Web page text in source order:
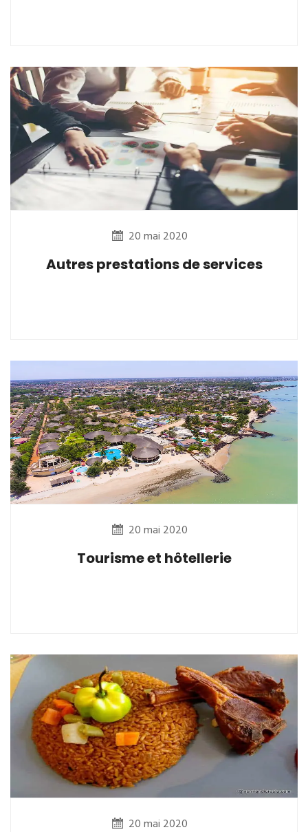
20 mai 2020
Autres prestations de services
20 mai 2020
Tourisme et hôtellerie
20 mai 2020